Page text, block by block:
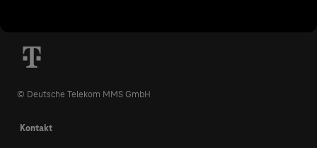
© Deutsche Telekom MMS GmbH
Kontakt